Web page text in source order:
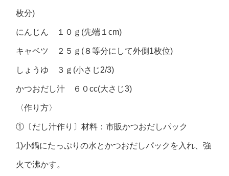
枚分)
にんじん １０ｇ(先端１cm)
キャベツ ２５ｇ(８等分にして外側1枚位)
しょうゆ ３ｇ(小さじ2/3)
かつおだし汁 ６０cc(大さじ3)
〈作り方〉
①〔だし汁作り〕材料：市販かつおだしパック
1)小鍋にたっぷりの水とかつおだしパックを入れ、強
火で沸かす。